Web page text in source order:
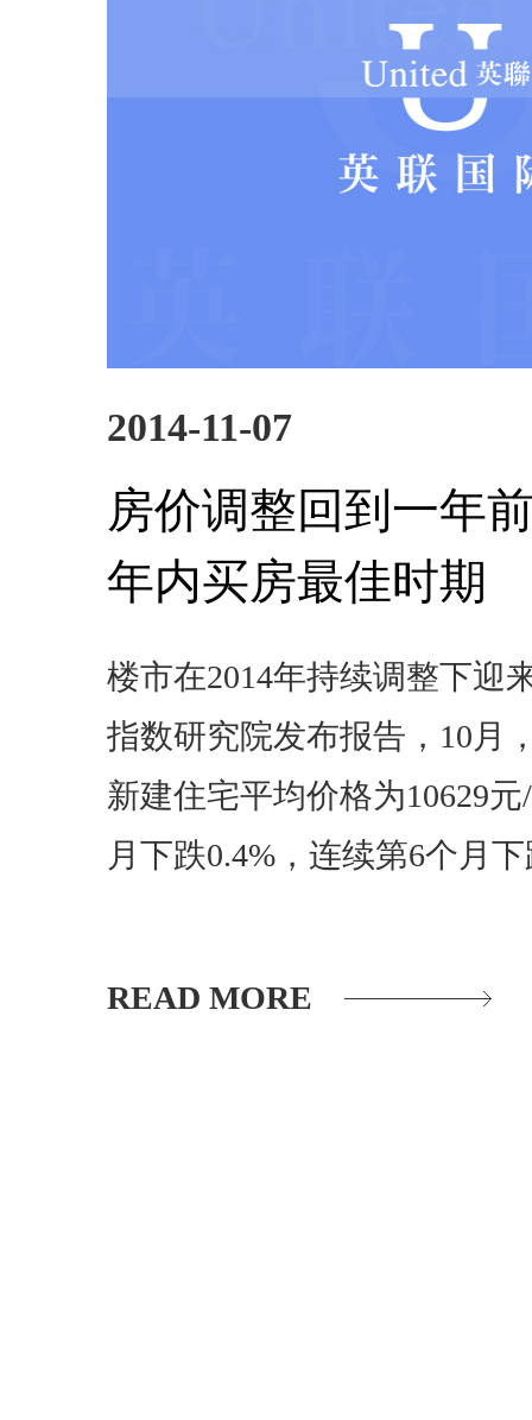
2014-11-07
房价调整回到一年
年内买房最佳时期
楼市在2014年持续调整下迎
指数研究院发布报告，10月
新建住宅平均价格为10629
月下跌0.4%，连续第6个月
READ MORE